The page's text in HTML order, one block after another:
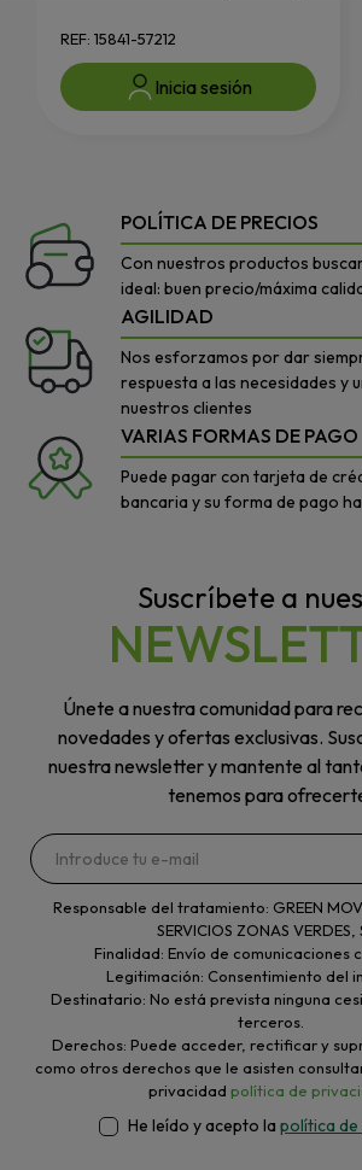
REF: 15841-57212
Inicia sesión
POLÍTICA DE PRECIOS
Con nuestros productos
ideal: buen precio/máxima
AGILIDAD
Nos esforzamos por dar
respuesta a las necesidades y
nuestros clientes
VARIAS FORMAS DE PAGO
Puede pagar con tarjeta de
bancaria y su forma de pago
Suscríbete a
Únete a nuestra comunidad para
novedades y ofertas exclusivas.
nuestra newsletter y mantente al
tenemos para
Responsable del tratamiento: GREEN
SERVICIOS ZONAS VERDES,
Finalidad: Envío de comunicaciones
Legitimación: Consentimiento del
Destinatario: No está prevista ninguna
terceros.
Derechos: Puede acceder, rectificar y
como otros derechos que le asisten
privacidad política de
He leído y acepto la política